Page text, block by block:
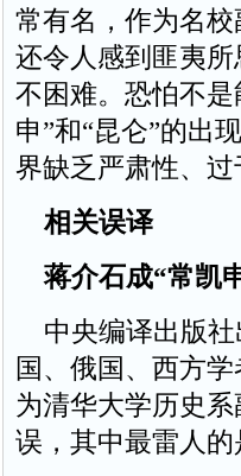
常有名，作为名
还令人感到匪夷
不困难。恐怕不
申”和“昆仑”的出
界缺乏严肃性、过
相关误译
蒋介石成“常凯
中央编译出版社
国、俄国、西方
为清华大学历史
误，其中最雷人